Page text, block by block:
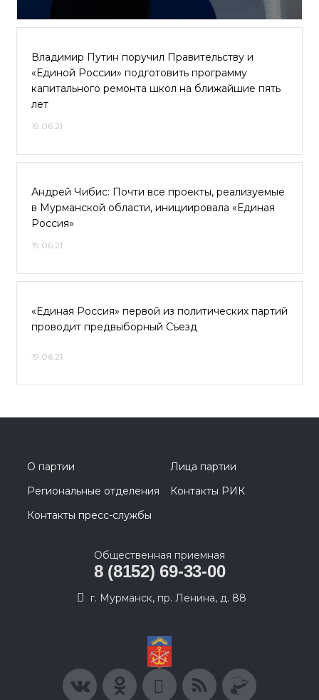
Владимир Путин поручил Правительству и
«Единой России» подготовить программу
капитального ремонта школ на ближайшие пять
лет
19.06.21
Андрей Чибис: Почти все проекты, реализуемые
в Мурманской области, инициировала «Единая
Россия»
19.06.21
«Единая Россия» первой из политических партий
проводит предвыборный Съезд
19.06.21
О партии
Лица партии
Региональные отделения
Контакты РИК
Контакты пресс-службы
Общественная приемная
8 (8152) 69-33-00
г. Мурманск, пр. Ленина, д. 88